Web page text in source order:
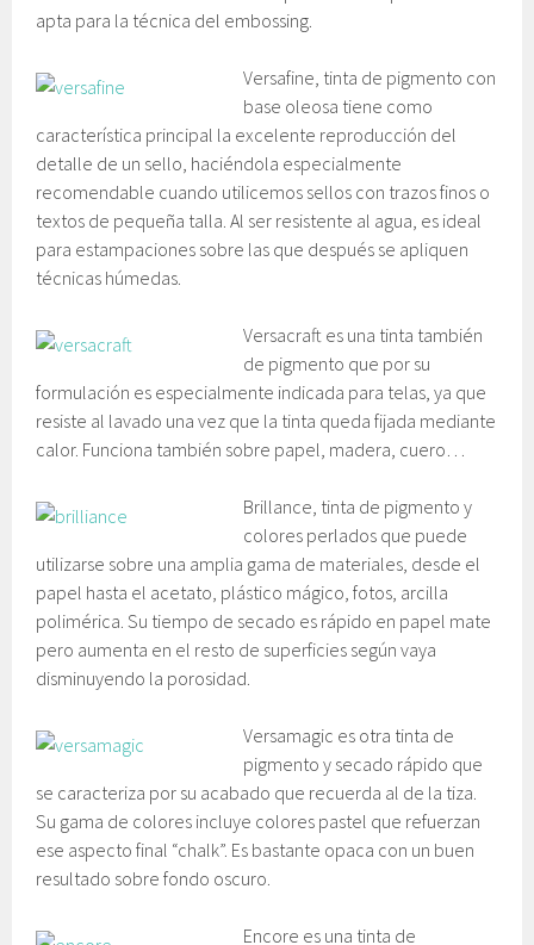
apta para la técnica del embossing.
Versafine, tinta de pigmento con
base oleosa tiene como
característica principal la excelente reproducción del
detalle de un sello, haciéndola especialmente
recomendable cuando utilicemos sellos con trazos finos o
textos de pequeña talla. Al ser resistente al agua, es ideal
para estampaciones sobre las que después se apliquen
técnicas húmedas.
Versacraft es una tinta también
de pigmento que por su
formulación es especialmente indicada para telas, ya que
resiste al lavado una vez que la tinta queda fijada mediante
calor. Funciona también sobre papel, madera, cuero…
Brillance, tinta de pigmento y
colores perlados que puede
utilizarse sobre una amplia gama de materiales, desde el
papel hasta el acetato, plástico mágico, fotos, arcilla
polimérica. Su tiempo de secado es rápido en papel mate
pero aumenta en el resto de superficies según vaya
disminuyendo la porosidad.
Versamagic es otra tinta de
pigmento y secado rápido que
se caracteriza por su acabado que recuerda al de la tiza.
Su gama de colores incluye colores pastel que refuerzan
ese aspecto final “chalk”. Es bastante opaca con un buen
resultado sobre fondo oscuro.
Encore es una tinta de